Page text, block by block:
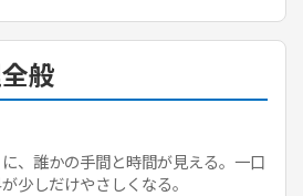
般
、誰かの手間と時間が見える。一口
少しだけやさしくなる。